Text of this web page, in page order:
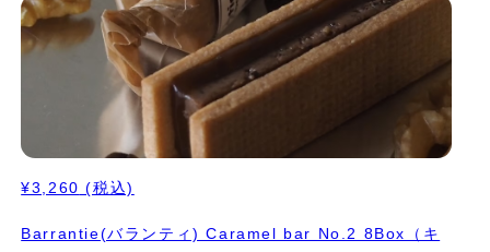
¥3,260 (税込)
Barrantie(バランティ) Caramel bar No.2 8Box（キ